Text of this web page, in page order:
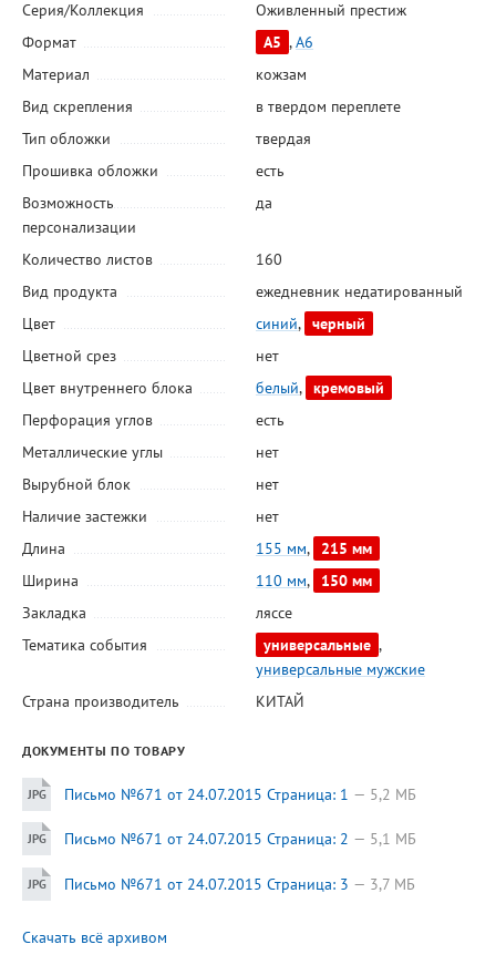
Серия/Коллекция
Оживленный престиж
Формат
А5 ,А6
Материал
кожзам
Вид скрепления
в твердом переплете
Тип обложки
твердая
Прошивка обложки
есть
Возможность
персонализации
да
Количество листов
160
Вид продукта
ежедневник недатированный
Цвет
синий, черный
Цветной срез
нет
Цвет внутреннего блока
белый, кремовый
Перфорация углов
есть
Металлические углы
нет
Вырубной блок
нет
Наличие застежки
нет
Длина
155 мм,
215 мм
Ширина
110 мм,
150 мм
Закладка
ляссе
Тематика события
универсальные ,
универсальные мужские
Страна производитель
КИТАЙ
ДОКУМЕНТЫ ПО ТОВАРУ
Письмо №671 от 24.07.2015 Страница: 1 5,2 МБ
Письмо №671 от 24.07.2015 Страница: 2 5,1 МБ
Письмо №671 от 24.07.2015 Страница: 3 3,7 МБ
Скачать всё архивом